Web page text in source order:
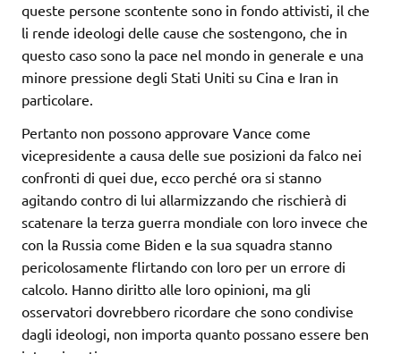
queste persone scontente sono in fondo attivisti, il che
li rende ideologi delle cause che sostengono, che in
questo caso sono la pace nel mondo in generale e una
minore pressione degli Stati Uniti su Cina e Iran in
particolare.
Pertanto non possono approvare Vance come
vicepresidente a causa delle sue posizioni da falco nei
confronti di quei due, ecco perché ora si stanno
agitando contro di lui allarmizzando che rischierà di
scatenare la terza guerra mondiale con loro invece che
con la Russia come Biden e la sua squadra stanno
pericolosamente flirtando con loro per un errore di
calcolo. Hanno diritto alle loro opinioni, ma gli
osservatori dovrebbero ricordare che sono condivise
dagli ideologi, non importa quanto possano essere ben